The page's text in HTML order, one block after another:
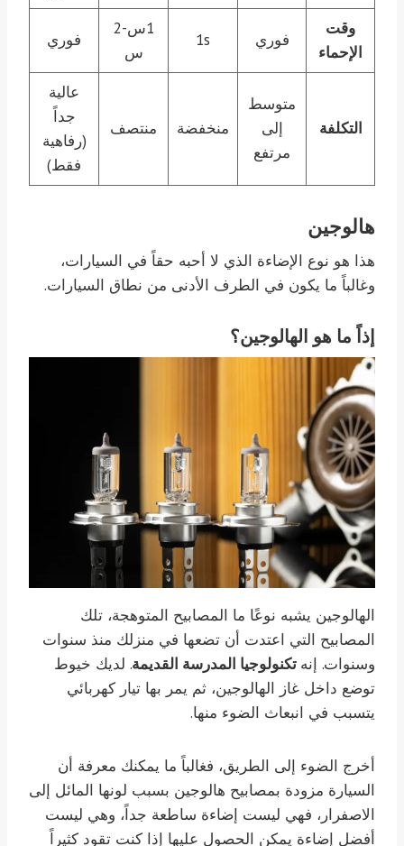
وقت
الإحماء
فوري 1s
1س-2
س
فوري
التكلفة
متوسط
إلى
مرتفع
منخفضة منتصف
عالية
جداً
(رفاهية
فقط)
هالوجين
هذا هو نوع الإضاءة الذي لا أحبه حقاً في السيارات،
وغالباً ما يكون في الطرف الأدنى من نطاق السيارات.
إذاً ما هو الهالوجين؟
الهالوجين يشبه نوعًا ما المصابيح المتوهجة، تلك
المصابيح التي اعتدت أن تضعها في منزلك منذ سنوات
وسنوات. إنه تكنولوجيا المدرسة القديمة. لديك خيوط
توضع داخل غاز الهالوجين، ثم يمر بها تيار كهربائي
يتسبب في انبعاث الضوء منها.
أخرج الضوء إلى الطريق، فغالباً ما يمكنك معرفة أن
السيارة مزودة بمصابيح هالوجين بسبب لونها المائل إلى
الاصفرار، فهي ليست إضاءة ساطعة جداً، وهي ليست
أفضل إضاءة يمكن الحصول عليها إذا كنت تقود كثيراً